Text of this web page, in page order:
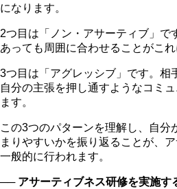
になります。
2つ目は「ノン・アサーティブ」で
あっても周囲に合わせることがこれ
3つ目は「アグレッシブ」です。相
自分の主張を押し通すようなコミ
ます。
この3つのパターンを理解し、自分
まりやすいかを振り返ることが、
一般的に行われます。
── アサーティブネス研修を実施す